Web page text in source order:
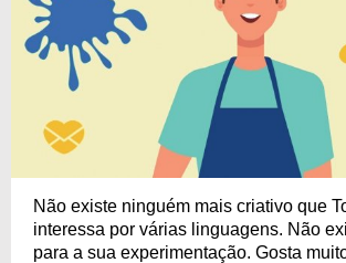
Não existe ninguém mais criativo que
interessa por várias linguagens. Não
para a sua experimentação. Gosta